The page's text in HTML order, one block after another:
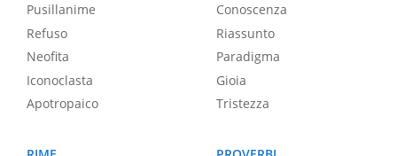
Pusillanime
Refuso
Neofita
Iconoclasta
Apotropaico
Conoscenza
Riassunto
Paradigma
Gioia
Tristezza